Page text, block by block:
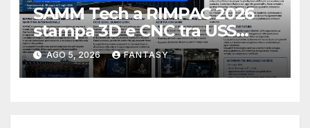
SAMM Tech a RIMPAC 2026
stampa 3D e CNC tra USS
Essex e Schofield Barracks
AGO 5, 2026 FANTASY